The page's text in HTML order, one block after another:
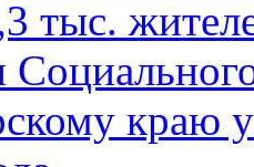
тыс.
краю